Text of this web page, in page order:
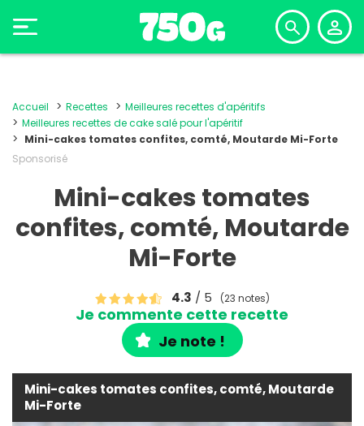
Accueil Recettes
Meilleures recettes d'apéritifs
Meilleures recettes de cake salé pour l'apéritif
Mini-cakes tomates confites, comté, Moutarde Mi-Forte
Sponsorisé
Mini-cakes tomates
confites, comté, Moutarde
Mi-Forte
4.3 / 5 (23 notes)
Je commente cette recette
Je note !
Mini-cakes tomates confites, comté, Moutarde
Mi-Forte